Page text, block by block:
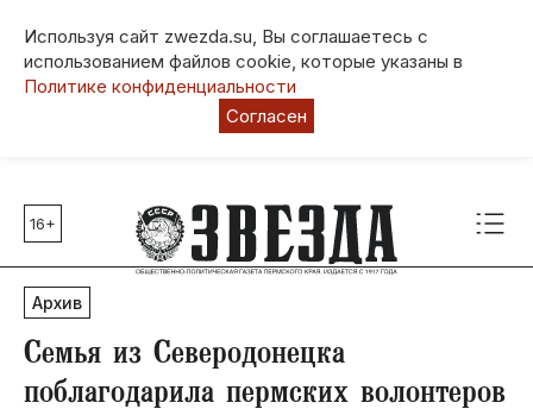
Используя сайт zwezda.su, Вы соглашаетесь с
использованием файлов cookie, которые указаны в
Политике конфиденциальности
Согласен
Главные темы
80 лет Победы
Молодежная столица РФ
СВО
Выборы в Пермском крае
16+
Архив
Семья из Северодонецка
поблагодарила пермских волонтеров